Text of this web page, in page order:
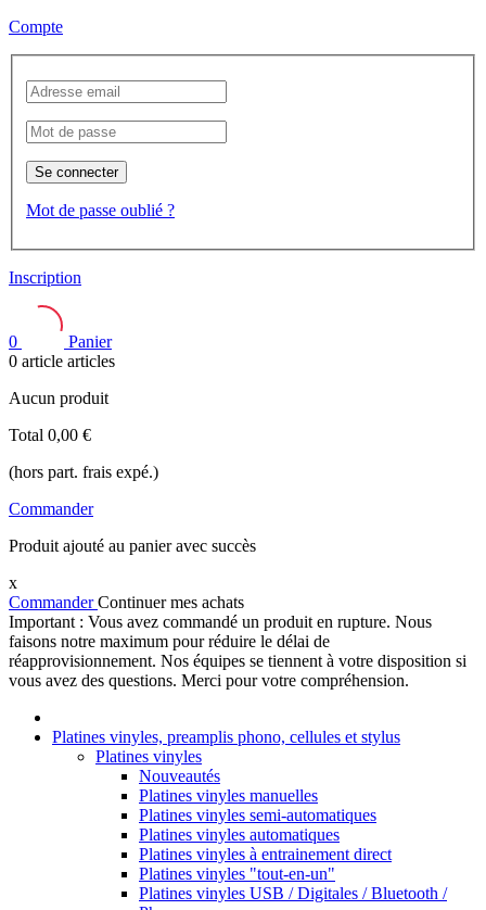
Compte
Se connecter
Mot de passe oublié ?
Inscription
0
Panier
0 article articles
Aucun produit
Total 0,00 €
(hors part. frais expé.)
Commander
Produit ajouté au panier avec succès
x
CommanderContinuer mes achats
Important : Vous avez commandé un produit en rupture. Nous
faisons notre maximum pour réduire le délai de
réapprovisionnement. Nos équipes se tiennent à votre disposition si
vous avez des questions. Merci pour votre compréhension.
Platines vinyles, preamplis phono, cellules et stylus
Platines vinyles
Nouveautés
Platines vinyles manuelles
Platines vinyles semi-automatiques
Platines vinyles automatiques
Platines vinyles à entrainement direct
Platines vinyles "tout-en-un"
Platines vinyles USB / Digitales / Bluetooth /